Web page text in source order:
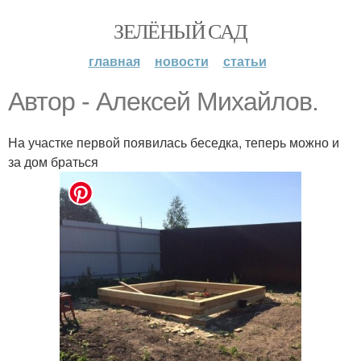
ЗЕЛЁНЫЙ САД
главная новости статьи
Автор - Алексей Михайлов.
На участке первой появилась беседка, теперь можно и
за дом браться